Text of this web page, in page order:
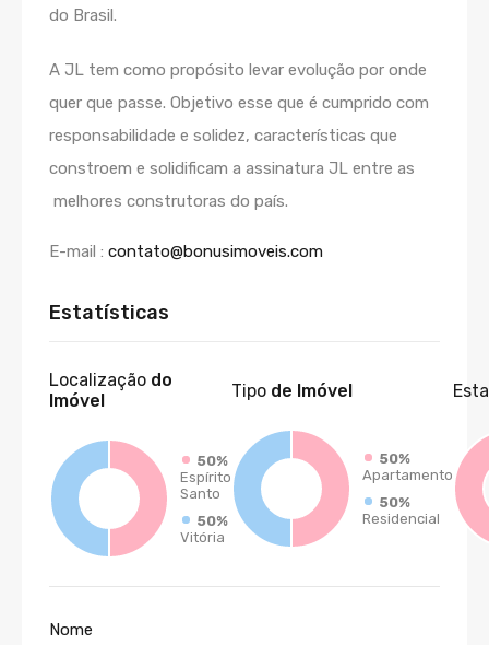
do Brasil.
A JL tem como propósito levar evolução por onde
quer que passe. Objetivo esse que é cumprido com
responsabilidade e solidez, características que
constroem e solidificam a assinatura JL entre as
melhores construtoras do país.
E-mail : contato@bonusimoveis.com
Estatísticas
Localização do
Imóvel
50%
Espírito
Santo
50%
Vitória
Tipo de Imóvel
50%
Apartamento
50%
Residencial
Nome